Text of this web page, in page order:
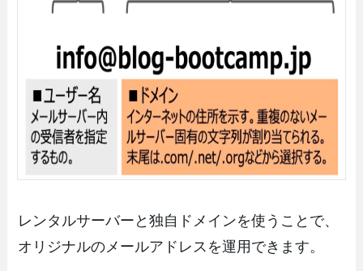
レンタルサーバーと独自ドメインを使うことで、
オリジナルのメールアドレスを運用できます。